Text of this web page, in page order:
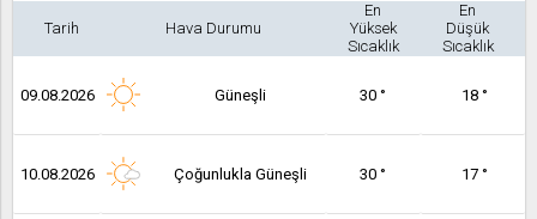
Tarih Hava Durumu
En
Yüksek
Sıcaklık
En
Düşük
Sıcaklık
09.08.2026 Güneşli 30 ° 18 °
10.08.2026 Çoğunlukla Güneşli 30 ° 17 °